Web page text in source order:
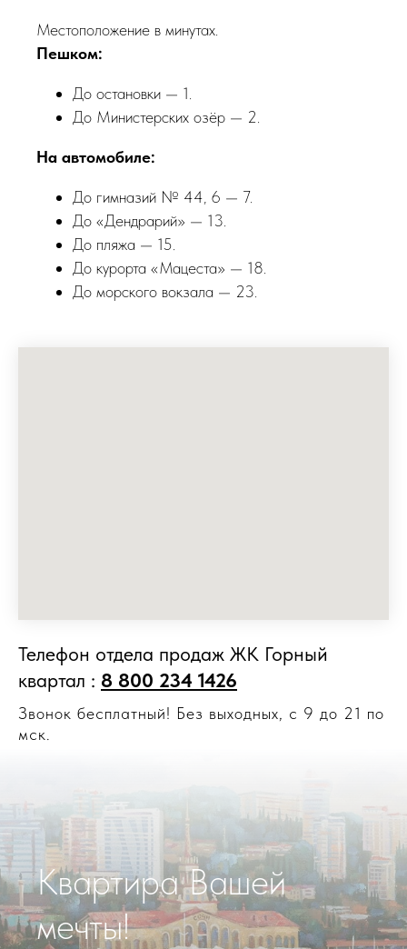
Местоположение в минутах.
Пешком:
До остановки — 1.
До Министерских озёр — 2.
На автомобиле:
До гимназий № 44, 6 — 7.
До «Дендрарий» — 13.
До пляжа — 15.
До курорта «Мацеста» — 18.
До морского вокзала — 23.
Телефон отдела продаж ЖК Горный
квартал : 8 800 234 1426
Звонок бесплатный! Без выходных, с 9 до 21 по
мск.
Квартира Вашей
мечты!